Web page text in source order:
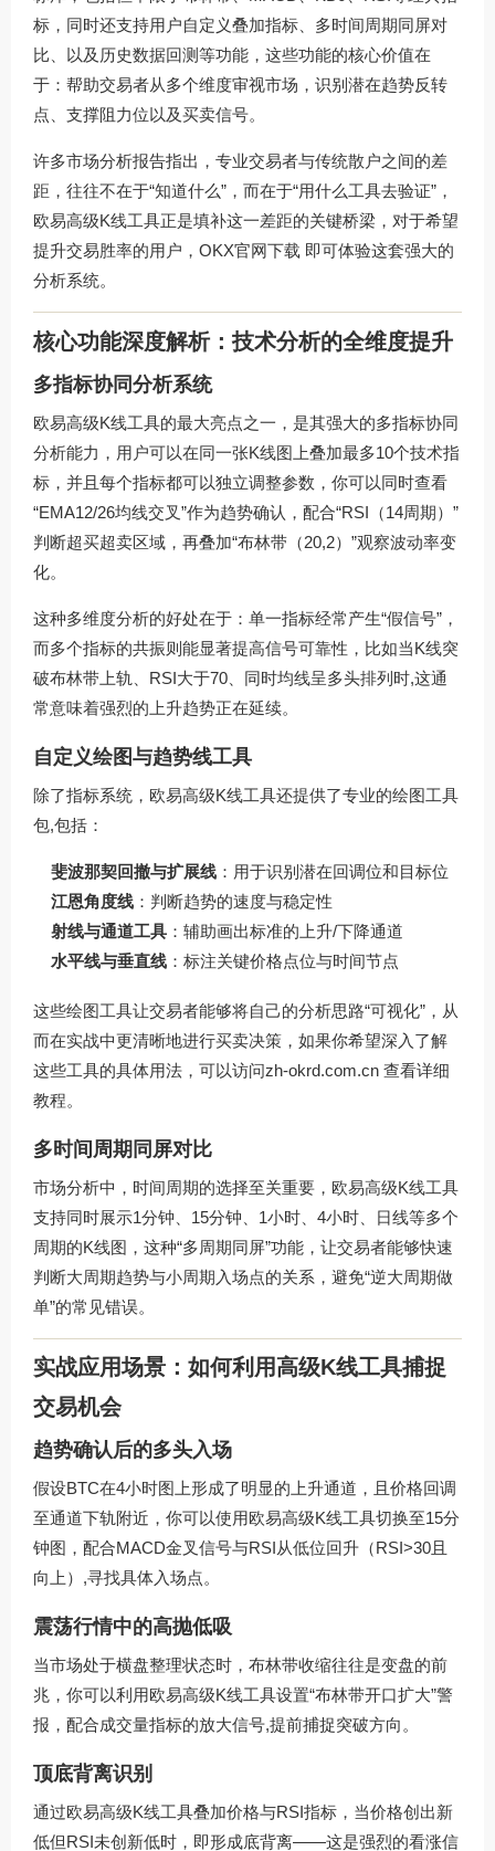
标，同时还支持用户自定义叠加指标、多时间周期同屏对
比、以及历史数据回测等功能，这些功能的核心价值在
于：帮助交易者从多个维度审视市场，识别潜在趋势反转
点、支撑阻力位以及买卖信号。
许多市场分析报告指出，专业交易者与传统散户之间的差
距，往往不在于“知道什么”，而在于“用什么工具去验证”，
欧易高级K线工具正是填补这一差距的关键桥梁，对于希望
提升交易胜率的用户， OKX官网下载 即可体验这套强大的
分析系统。
核心功能深度解析：技术分析的全维度提升
多指标协同分析系统
欧易高级K线工具的最大亮点之一，是其强大的多指标协同
分析能力，用户可以在同一张K线图上叠加最多10个技术指
标，并且每个指标都可以独立调整参数，你可以同时查看
“EMA12/26均线交叉”作为趋势确认，配合“RSI（14周期）”
判断超买超卖区域，再叠加“布林带（20,2）”观察波动率变
化。
这种多维度分析的好处在于：单一指标经常产生“假信号”，
而多个指标的共振则能显著提高信号可靠性，比如当K线突
破布林带上轨、RSI大于70、同时均线呈多头排列时,这通
常意味着强烈的上升趋势正在延续。
自定义绘图与趋势线工具
除了指标系统，欧易高级K线工具还提供了专业的绘图工具
包,包括：
斐波那契回撤与扩展线 ：用于识别潜在回调位和目标位
江恩角度线 ：判断趋势的速度与稳定性
射线与通道工具 ：辅助画出标准的上升/下降通道
水平线与垂直线 ：标注关键价格点位与时间节点
这些绘图工具让交易者能够将自己的分析思路“可视化”，从
而在实战中更清晰地进行买卖决策，如果你希望深入了解
这些工具的具体用法，可以访问zh-okrd.com.cn 查看详细
教程。
多时间周期同屏对比
市场分析中，时间周期的选择至关重要，欧易高级K线工具
支持同时展示1分钟、15分钟、1小时、4小时、日线等多个
周期的K线图，这种“多周期同屏”功能，让交易者能够快速
判断大周期趋势与小周期入场点的关系，避免“逆大周期做
单”的常见错误。
实战应用场景：如何利用高级K线工具捕捉
交易机会
趋势确认后的多头入场
假设BTC在4小时图上形成了明显的上升通道，且价格回调
至通道下轨附近，你可以使用欧易高级K线工具切换至15分
钟图，配合MACD金叉信号与RSI从低位回升（RSI>30且
向上）,寻找具体入场点。
震荡行情中的高抛低吸
当市场处于横盘整理状态时，布林带收缩往往是变盘的前
兆，你可以利用欧易高级K线工具设置“布林带开口扩大”警
报，配合成交量指标的放大信号,提前捕捉突破方向。
顶底背离识别
通过欧易高级K线工具叠加价格与RSI指标，当价格创出新
低但RSI未创新低时，即形成底背离——这是强烈的看涨信